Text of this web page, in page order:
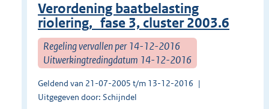
Verordening baatbelasting
riolering, fase 3, cluster 2003.6
Regeling vervallen per 14-12-2016
Uitwerkingtredingdatum 14-12-2016
Geldend van 21-07-2005 t/m 13-12-2016
Uitgegeven door: Schijndel